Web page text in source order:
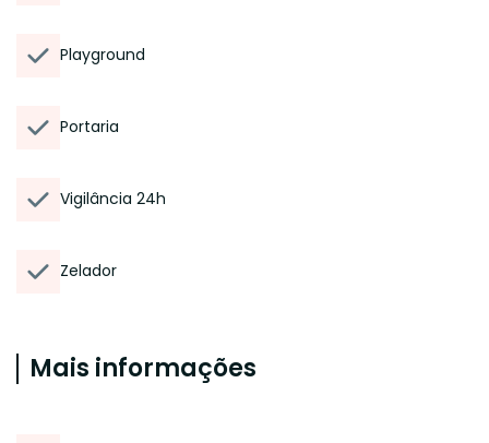
Playground
Portaria
Vigilância 24h
Zelador
Mais informações